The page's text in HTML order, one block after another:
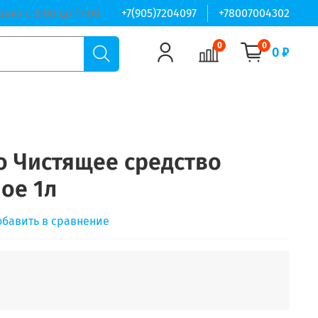
с 8:00 до 17:00 +7(905)7204097 +78007004302
0 0 0 ₽
Чистящее средство
1л
в сравнение